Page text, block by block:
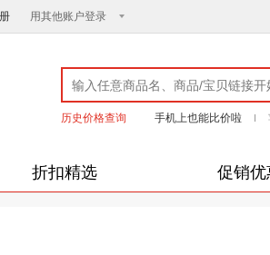
用其他账户登录
历史价格查询 手机上也能比价啦
折扣精选 促销优